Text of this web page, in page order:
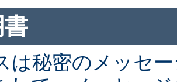
は秘密のメッセ